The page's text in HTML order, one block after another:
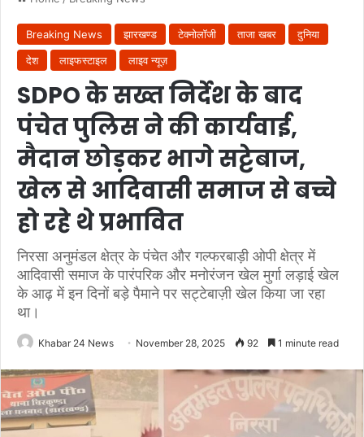
Breaking News झारखण्ड टेक्नोलॉजी ताजा खबर
दुनिया
देश
लाइफस्टाइल लाइव न्यूज़
SDPO के सख्त निर्देश के बाद
पंचेत पुलिस ने की कार्यवाई,
मैदान छोड़कर भागे सट्टेबाज,
खेल से आदिवासी समाज से बच्चे
हो रहे थे प्रभावित
निरसा अनुमंडल क्षेत्र के पंचेत और गल्फरबाड़ी ओपी क्षेत्र में
आदिवासी समाज के पारंपरिक और मनोरंजन खेल मुर्गा लड़ाई खेल
के आढ़ में इन दिनों बड़े पैमाने पर सट्टेबाज़ी खेल किया जा रहा
था।
Khabar 24 News November 28, 2025 92 1 minute read